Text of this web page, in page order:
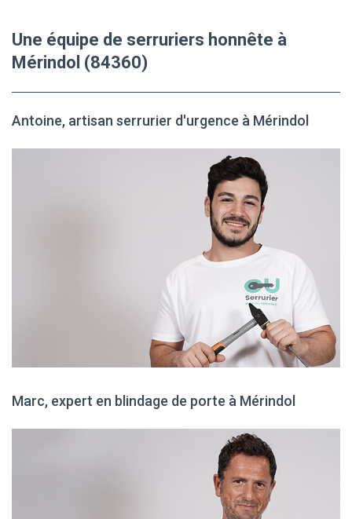
Une équipe de serruriers honnête à
Mérindol (84360)
Antoine, artisan serrurier d'urgence à Mérindol
Marc, expert en blindage de porte à Mérindol